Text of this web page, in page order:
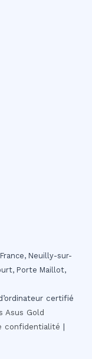
Neuilly-sur-
Porte Maillot,
certifié
Asus Gold
confidentialité |